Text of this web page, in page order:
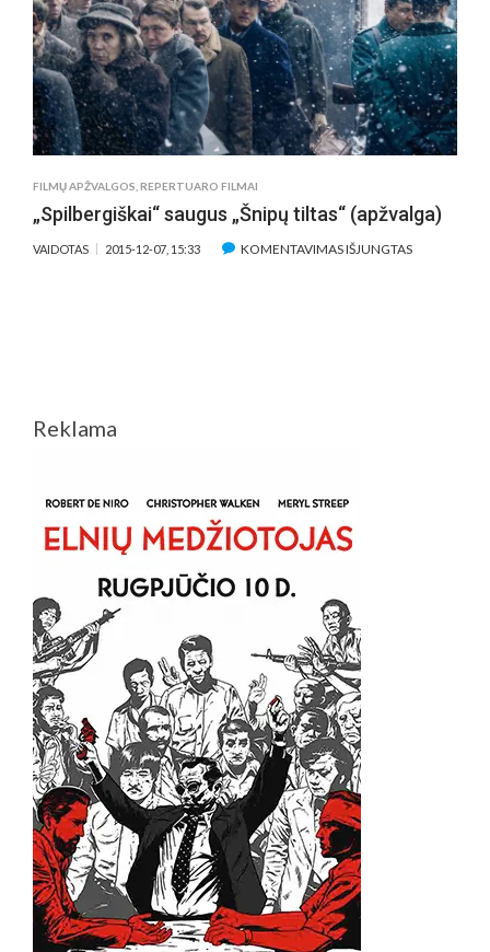
FILMŲ APŽVALGOS REPERTUARO FILMAI
„Spilbergiškai“ saugus „Šnipų tiltas“ (apžvalga)
VAIDOTAS 2015-12-07, 15:33 KOMENTAVIMAS IŠJUNGTASĮRAŠE
Reklama